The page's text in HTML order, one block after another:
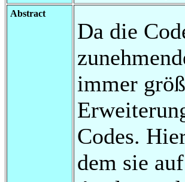
Abstract
Da die
immer
Codes.
dem sie